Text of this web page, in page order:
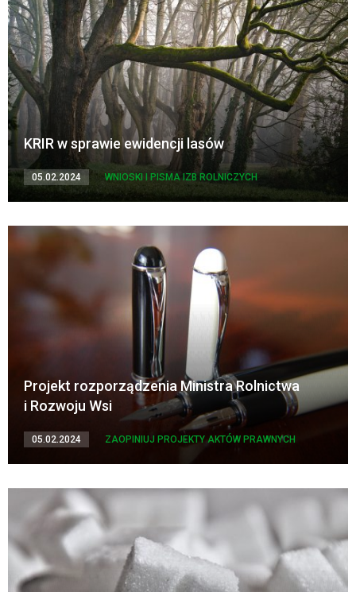
KRIR w sprawie ewidencji lasów
05.02.2024 WNIOSKI I PISMA IZB ROLNICZYCH
Projekt rozporządzenia Ministra Rolnictwa
i Rozwoju Wsi
05.02.2024 ZAOPINIUJ PROJEKTY AKTÓW PRAWNYCH